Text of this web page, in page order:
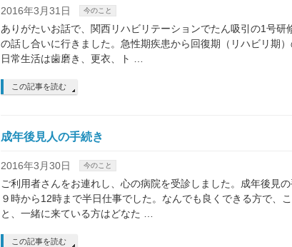
2016年3月31日 今のこと
ありがたいお話で、関西リハビリテーションでたん吸引の1号
の話し合いに行きました。急性期疾患から回復期（リハビリ期
日常生活は歯磨き、更衣、ト …
この記事を読む
成年後見人の手続き
2016年3月30日 今のこと
ご利用者さんをお連れし、心の病院を受診しました。成年後見
９時から12時まで半日仕事でした。なんでも良くできる方で、
と、一緒に来ている方はどなた …
この記事を読む